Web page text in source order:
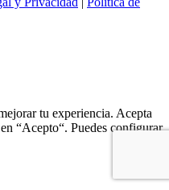
tu experiencia. Acepta
“Acepto“. Puedes configurar